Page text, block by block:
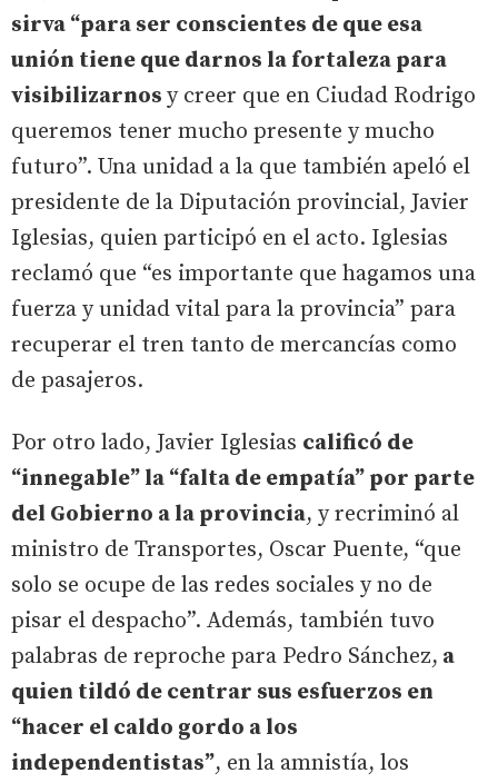
sirva “para ser conscientes de que esa
unión tiene que darnos la fortaleza para
visibilizarnos y creer que en Ciudad Rodrigo
queremos tener mucho presente y mucho
futuro”. Una unidad a la que también apeló el
presidente de la Diputación provincial, Javier
Iglesias, quien participó en el acto. Iglesias
reclamó que “es importante que hagamos una
fuerza y unidad vital para la provincia” para
recuperar el tren tanto de mercancías como
de pasajeros.
Por otro lado, Javier Iglesias calificó de
“innegable” la “falta de empatía” por parte
del Gobierno a la provincia, y recriminó al
ministro de Transportes, Oscar Puente, “que
solo se ocupe de las redes sociales y no de
pisar el despacho”. Además, también tuvo
palabras de reproche para Pedro Sánchez, a
quien tildó de centrar sus esfuerzos en
“hacer el caldo gordo a los
independentistas”, en la amnistía, los